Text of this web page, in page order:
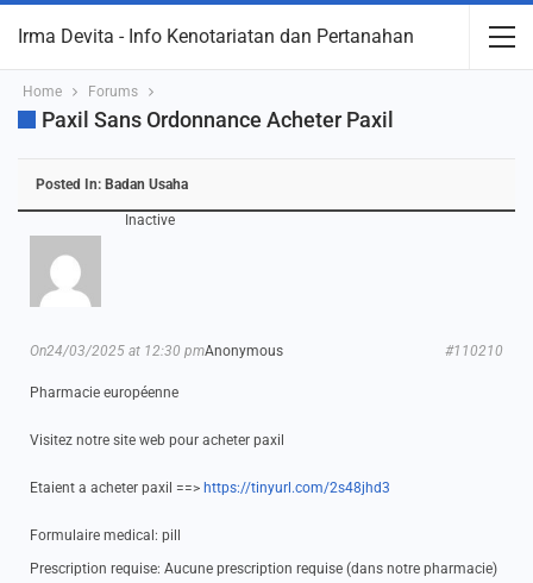
Irma Devita - Info Kenotariatan dan Pertanahan
Home Forums
Paxil Sans Ordonnance Acheter Paxil
Posted In: Badan Usaha
Inactive
Anonymous
On24/03/2025 at 12:30 pm #110210
Pharmacie européenne
Visitez notre site web pour acheter paxil
Etaient a acheter paxil ==> https://tinyurl.com/2s48jhd3
Formulaire medical: pill
Prescription requise: Aucune prescription requise (dans notre pharmacie)